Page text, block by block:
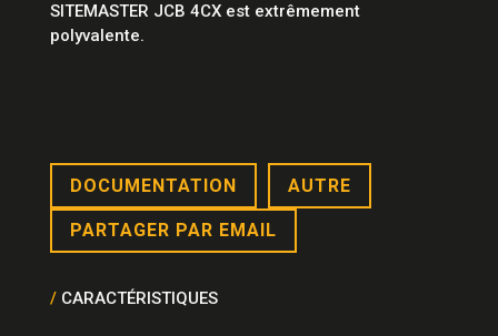
SITEMASTER JCB 4CX est extrêmement
polyvalente.
DOCUMENTATION AUTRE
PARTAGER PAR EMAIL
/CARACTÉRISTIQUES